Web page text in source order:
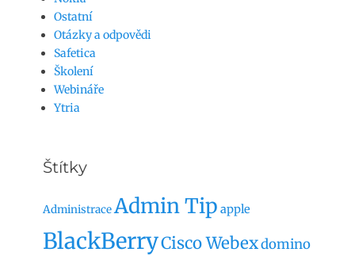
Ostatní
Otázky a odpovědi
Safetica
Školení
Webináře
Ytria
Štítky
AdministraceAdmin Tip apple
BlackBerryCisco Webexdomino